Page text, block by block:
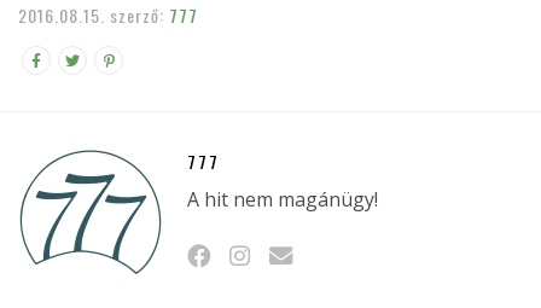
2016.08.15. szerző: 777
777
A hit nem magánügy!